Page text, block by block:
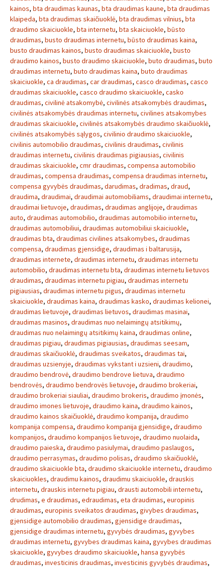
kainos, bta draudimas kaunas, bta draudimas kaune, bta draudimas
klaipeda, bta draudimas skaičiuoklė, bta draudimas vilnius, bta
draudimo skaiciuokle, bta internetu, bta skaiciuokle, būsto
draudimas, busto draudimas internetu, būsto draudimas kaina,
busto draudimas kainos, busto draudimas skaiciuokle, busto
draudimo kainos, busto draudimo skaiciuokle, buto draudimas, buto
draudimas internetu, buto draudimas kaina, buto draudimas
skaiciuokle, ca draudimas, car draudimas, casco draudimas, casco
draudimas skaiciuokle, casco draudimo skaiciuokle, casko
draudimas, civilinė atsakomybė, civilinės atsakomybės draudimas,
civilinės atsakomybės draudimas internetu, civilines atsakomybes
draudimas skaiciuokle, civilinės atsakomybės draudimo skaičiuoklė,
civilinės atsakomybės sąlygos, civilinio draudimo skaiciuokle,
civilinis automobilio draudimas, civilinis draudimas, civilinis
draudimas internetu, civilinis draudimas pigiausias, civilinis
draudimas skaiciuokle, cmr draudimas, compensa automobilio
draudimas, compensa draudimas, compensa draudimas internetu,
compensa gyvybės draudimas, darudimas, dradimas, draud,
draudima, draudimai, draudimai automobiliams, draudimai internetu,
draudimai lietuvoje, draudimas, draudimas anglijoje, draudimas
auto, draudimas automobilio, draudimas automobilio internetu,
draudimas automobiliui, draudimas automobiliui skaiciuokle,
draudimas bta, draudimas civilines atsakomybes, draudimas
compensa, draudimas gjensidige, draudimas i baltarusija,
draudimas internete, draudimas internetu, draudimas internetu
automobilio, draudimas internetu bta, draudimas internetu lietuvos
draudimas, draudimas internetu pigiau, draudimas internetu
pigiausias, draudimas internetu pigus, draudimas internetu
skaiciuokle, draudimas kaina, draudimas kasko, draudimas kelionei,
draudimas lietuvoje, draudimas lietuvos, draudimas masinai,
draudimas masinos, draudimas nuo nelaimingų atsitikimų,
draudimas nuo nelaimingų atsitikimų kaina, draudimas online,
draudimas pigiau, draudimas pigiausias, draudimas seesam,
draudimas skaičiuoklė, draudimas sveikatos, draudimas tai,
draudimas uzsienyje, draudimas vykstant i uzsieni, draudimo,
draudimo bendrovė, draudimo bendrove lietuva, draudimo
bendrovės, draudimo bendrovės lietuvoje, draudimo brokeriai,
draudimo brokeriai siauliai, draudimo brokeris, draudimo įmonės,
draudimo imones lietuvoje, draudimo kaina, draudimo kainos,
draudimo kainos skaičiuoklė, draudimo kompanija, draudimo
kompanija compensa, draudimo kompanija gjensidige, draudimo
kompanijos, draudimo kompanijos lietuvoje, draudimo nuolaida,
draudimo paieska, draudimo pasiulymai, draudimo paslaugos,
draudimo perrasymas, draudimo polisas, draudimo skaičiuoklė,
draudimo skaiciuokle bta, draudimo skaiciuokle internetu, draudimo
skaiciuokles, draudimu kainos, draudimu skaiciuokle, drauskis
internetu, drauskis internetu pigiau, drausti automobili internetu,
drudimas, e draudimas, edraudimas, eta draudimas, europinis
draudimas, europinis sveikatos draudimas, givybes draudimas,
gjensidige automobilio draudimas, gjensidige draudimas,
gjensidige draudimas internetu, gyvybės draudimas, gyvybes
draudimas internetu, gyvybes draudimas kaina, gyvybes draudimas
skaiciuokle, gyvybes draudimo skaiciuokle, hansa gyvybės
draudimas, investicinis draudimas, investicinis gyvybės draudimas,